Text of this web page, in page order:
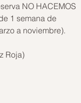
NO HACEMOS
1 semana de
a noviembre).
Roja)